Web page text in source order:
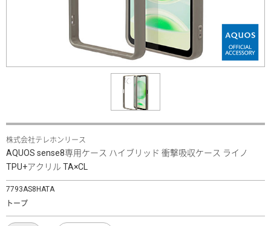
株式会社テレホンリース
AQUOS sense8専用ケース ハイブリッド 衝撃吸収ケース ライノ
TPU+アクリル TA×CL
7793AS8HATA
トープ